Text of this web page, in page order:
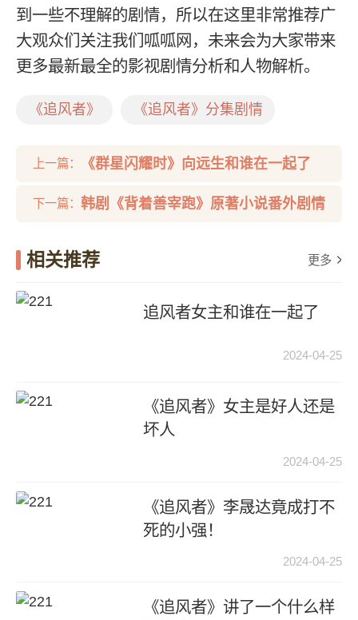
到一些不理解的剧情，所以在这里非常推荐广
大观众们关注我们呱呱网，未来会为大家带来
更多最新最全的影视剧情分析和人物解析。
《追风者》 《追风者》分集剧情
上一篇： 《群星闪耀时》向远生和谁在一起了
下一篇： 韩剧《背着善宰跑》原著小说番外剧情
相关推荐 更多
追风者女主和谁在一起了
2024-04-25
《追风者》女主是好人还是
坏人
2024-04-25
《追风者》李晟达竟成打不
死的小强！
2024-04-25
《追风者》讲了一个什么样